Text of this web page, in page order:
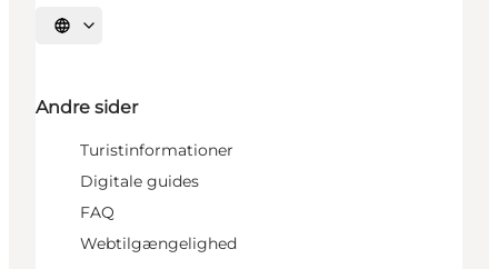
Vælg sprog
Andre sider
Turistinformationer
Digitale guides
FAQ
Webtilgængelighed